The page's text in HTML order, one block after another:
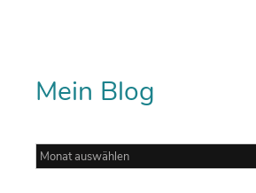
Mein Blog
Mein
Blog